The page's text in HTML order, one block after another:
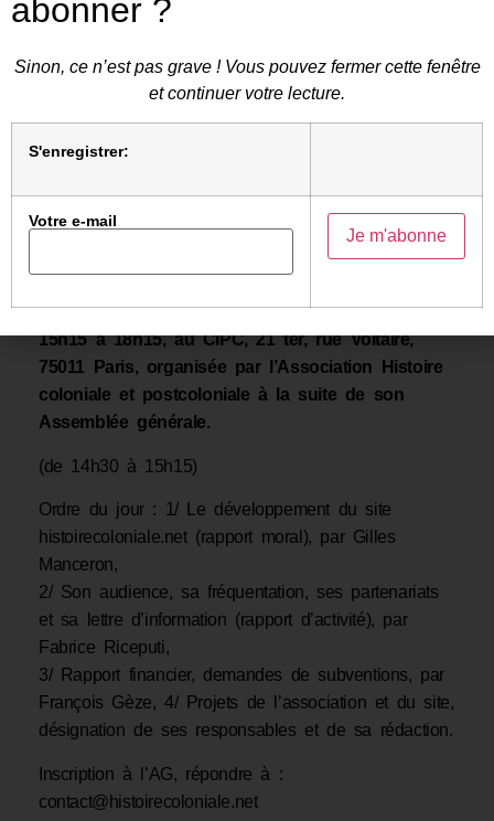
Josette Audin en septembre 2018 sur la
guerre d’Algérie, des fermetures ont été
constatées à la fin de 2019, en particulier au
Accès aux archives publiques s’est alors
auprès du Conseil d’État. D’autres textes ont été
publiés depuis, mais force est de constater que
Rencontre-débat le samedi 4 mars 2023 de
15h15 à 18h15, au CIPC, 21 ter, rue Voltaire,
75011 Paris, organisée par l’Association Histoire
coloniale et postcoloniale à la suite de son
Assemblée générale.
(de 14h30 à 15h15)
Ordre du jour : 1/ Le développement du site
histoirecoloniale.net (rapport moral), par Gilles
Manceron,
2/ Son audience, sa fréquentation, ses partenariats
et sa lettre d’information (rapport d’activité), par
Fabrice Riceputi,
3/ Rapport financier, demandes de subventions, par
François Gèze, 4/ Projets de l’association et du site,
désignation de ses responsables et de sa rédaction.
Inscription à l’AG, répondre à :
contact@histoirecoloniale.net
abonner ?
Sinon, ce n’est pas grave ! Vous pouvez fermer cette fenêtre
et continuer votre lecture.
S'enregistrer:
Votre e-mail